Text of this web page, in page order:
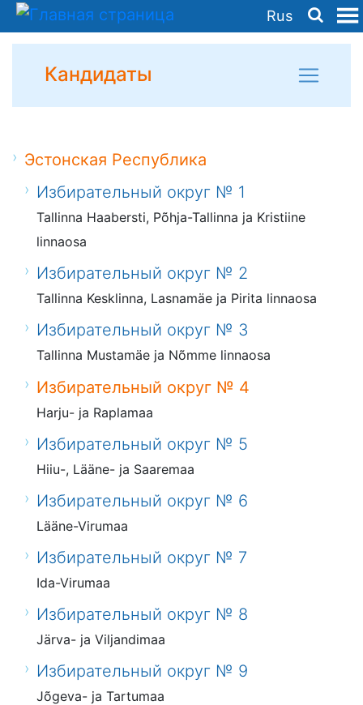
Rus
Кандидаты
Эстонская Республика
Избирательный округ № 1
Tallinna Haabersti, Põhja-Tallinna ja Kristiine
linnaosa
Избирательный округ № 2
Tallinna Kesklinna, Lasnamäe ja Pirita linnaosa
Избирательный округ № 3
Tallinna Mustamäe ja Nõmme linnaosa
Избирательный округ № 4
Harju- ja Raplamaa
Избирательный округ № 5
Hiiu-, Lääne- ja Saaremaa
Избирательный округ № 6
Lääne-Virumaa
Избирательный округ № 7
Ida-Virumaa
Избирательный округ № 8
Järva- ja Viljandimaa
Избирательный округ № 9
Jõgeva- ja Tartumaa